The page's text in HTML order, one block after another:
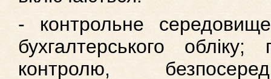
- контрольне
бухгалтерського обліку;
контролю,